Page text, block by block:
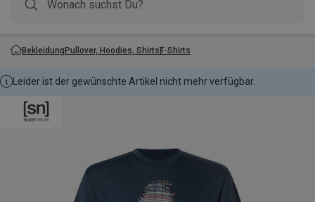
BekleidungPullover, Hoodies, ShirtsT-Shirts
Leider ist der gewünschte Artikel nicht mehr verfügbar.